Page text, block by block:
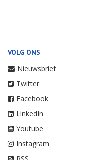
VOLG ONS
Nieuwsbrief
Twitter
Facebook
LinkedIn
Youtube
Instagram